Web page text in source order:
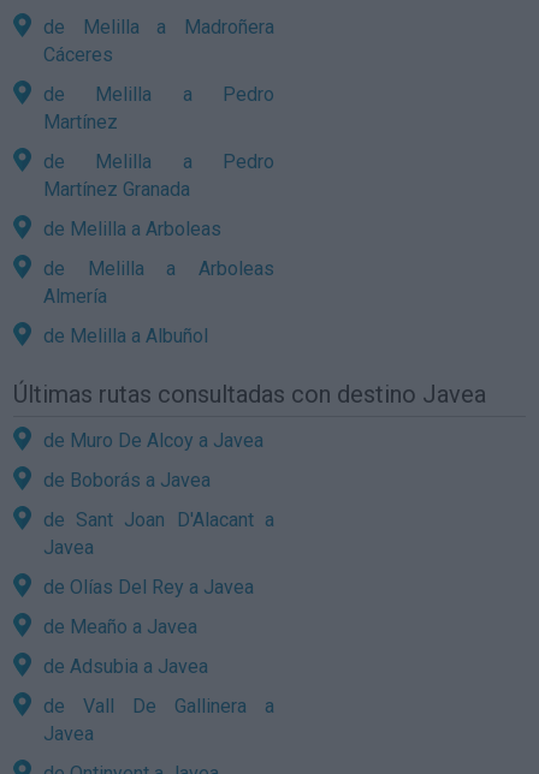
de Melilla a Madroñera
Cáceres
de Melilla a Pedro
Martínez
de Melilla a Pedro
Martínez Granada
de Melilla a Arboleas
de Melilla a Arboleas
Almería
de Melilla a Albuñol
Últimas rutas consultadas con destino Javea
de Muro De Alcoy a Javea
de Boborás a Javea
de Sant Joan D'Alacant a
Javea
de Olías Del Rey a Javea
de Meaño a Javea
de Adsubia a Javea
de Vall De Gallinera a
Javea